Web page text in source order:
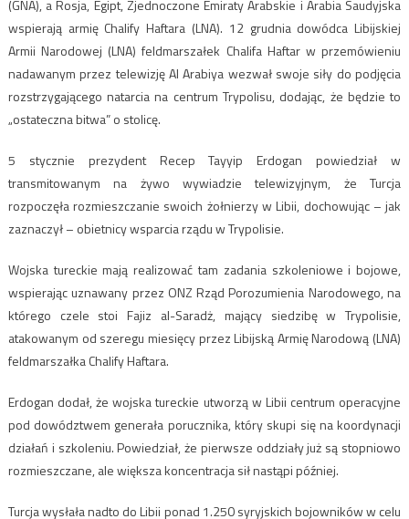
(GNA), a Rosja, Egipt, Zjednoczone Emiraty Arabskie i Arabia Saudyjska
wspierają armię Chalify Haftara (LNA). 12 grudnia dowódca Libijskiej
Armii Narodowej (LNA) feldmarszałek Chalifa Haftar w przemówieniu
nadawanym przez telewizję Al Arabiya wezwał swoje siły do podjęcia
rozstrzygającego natarcia na centrum Trypolisu, dodając, że będzie to
„ostateczna bitwa” o stolicę.
5 stycznie prezydent Recep Tayyip Erdogan powiedział w
transmitowanym na żywo wywiadzie telewizyjnym, że Turcja
rozpoczęła rozmieszczanie swoich żołnierzy w Libii, dochowując – jak
zaznaczył – obietnicy wsparcia rządu w Trypolisie.
Wojska tureckie mają realizować tam zadania szkoleniowe i bojowe,
wspierając uznawany przez ONZ Rząd Porozumienia Narodowego, na
którego czele stoi Fajiz al-Saradż, mający siedzibę w Trypolisie,
atakowanym od szeregu miesięcy przez Libijską Armię Narodową (LNA)
feldmarszałka Chalify Haftara.
Erdogan dodał, że wojska tureckie utworzą w Libii centrum operacyjne
pod dowództwem generała porucznika, który skupi się na koordynacji
działań i szkoleniu. Powiedział, że pierwsze oddziały już są stopniowo
rozmieszczane, ale większa koncentracja sił nastąpi później.
Turcja wysłała nadto do Libii ponad 1.250 syryjskich bojowników w celu